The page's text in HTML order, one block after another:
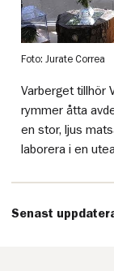
Foto: Jurate Correa
Varberget tillhör
rymmer åtta
en stor, ljus
laborera i en
Senast